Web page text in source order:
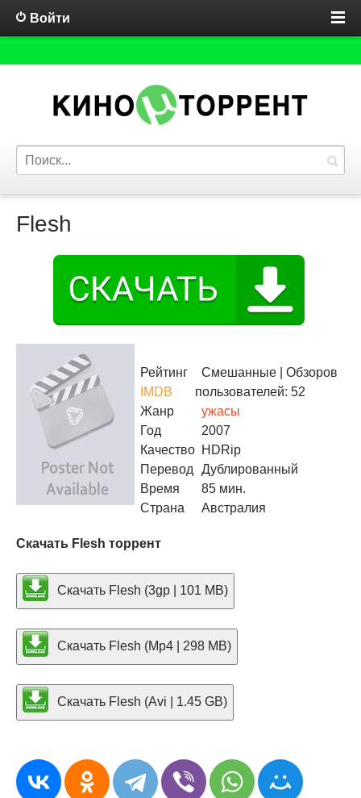
Войти
Flesh
Рейтинг
IMDB
Смешанные | Обзоров
пользователей: 52
Жанр
ужасы
Год
2007
Качество HDRip
Перевод
Дублированный
Время
85 мин.
Страна
Австралия
Скачать Flesh торрент
Скачать Flesh (3gp | 101 MB)
Скачать Flesh (Mp4 | 298 MB)
Скачать Flesh (Avi | 1.45 GB)